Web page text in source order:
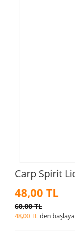
Carp Spirit
48,00 TL
60,00 TL
48,00 TLden